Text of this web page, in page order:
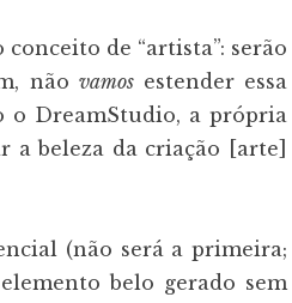
de “artista”: serão
nãovamos estender essa
o DreamStudio, a própria
a beleza da criação [arte]
(não será a primeira;
belo gerado sem